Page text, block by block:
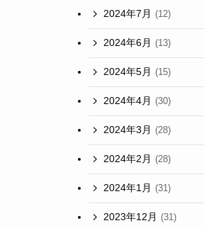
2024年7月 (12)
2024年6月 (13)
2024年5月 (15)
2024年4月 (30)
2024年3月 (28)
2024年2月 (28)
2024年1月 (31)
2023年12月 (31)